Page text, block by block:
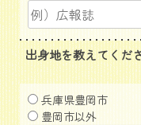
出身地を教えてくだ
兵庫県豊岡市
豊岡市以外